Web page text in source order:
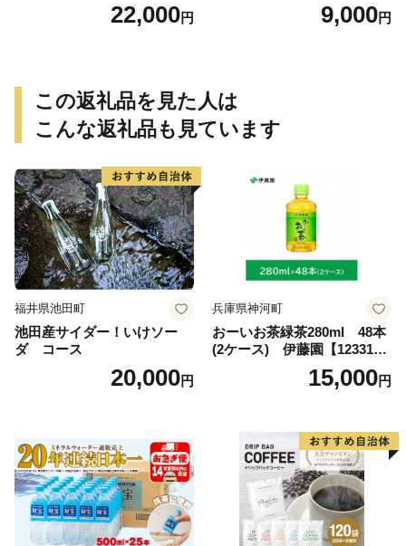
タミンC 袋 ロングセラー 粉
末飲料 粉末茶 簡単 手軽 ホッ
22,000円
琲ブレンド珈琲飲み比べセッ
9,000円
この返礼品を見た人は
こんな返礼品も見ています
福井県池田町
池田産サイダー！いけソー
ダ コース
20,000円
兵庫県神河町
おーいお茶緑茶280ml 48本
(2ケース) 伊藤園【123317
15,000円